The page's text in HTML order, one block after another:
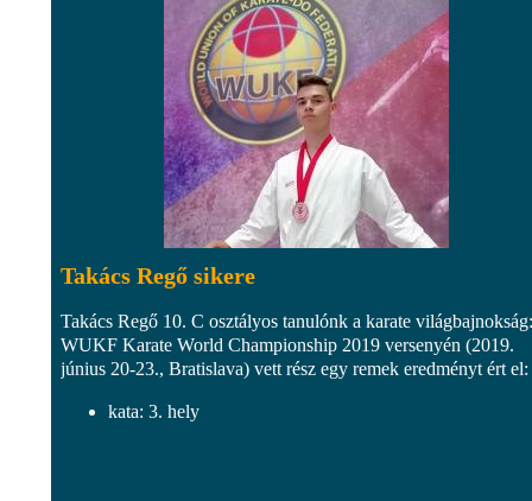
Takács Regő sikere
Takács Regő 10. C osztályos tanulónk a karate világbajnokság:
WUKF Karate World Championship 2019 versenyén (2019.
június 20-23., Bratislava) vett rész egy remek eredményt ért el:
kata: 3. hely